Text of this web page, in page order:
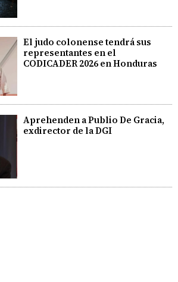
El judo colonense tendrá sus
representantes en el
CODICADER 2026 en Honduras
Aprehenden a Publio De Gracia,
exdirector de la DGI